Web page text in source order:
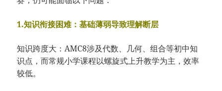
1.知识衔接困难：基础薄弱导致理解断层
知识跨度大：AMC8涉及代数、几何、组合等初中知
识点，而常规小学课程以螺旋式上升教学为主，效率
较低。